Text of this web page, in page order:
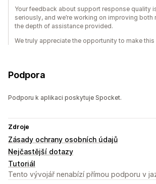
Your feedback about support response quality
seriously, and we’re working on improving both
the depth of assistance provided.
We truly appreciate the opportunity to make this
Podpora
Podporu k aplikaci poskytuje Spocket.
Zdroje
Zásady ochrany osobních údajů
Nejčastější dotazy
Tutoriál
Tento vývojář nenabízí přímou podporu v